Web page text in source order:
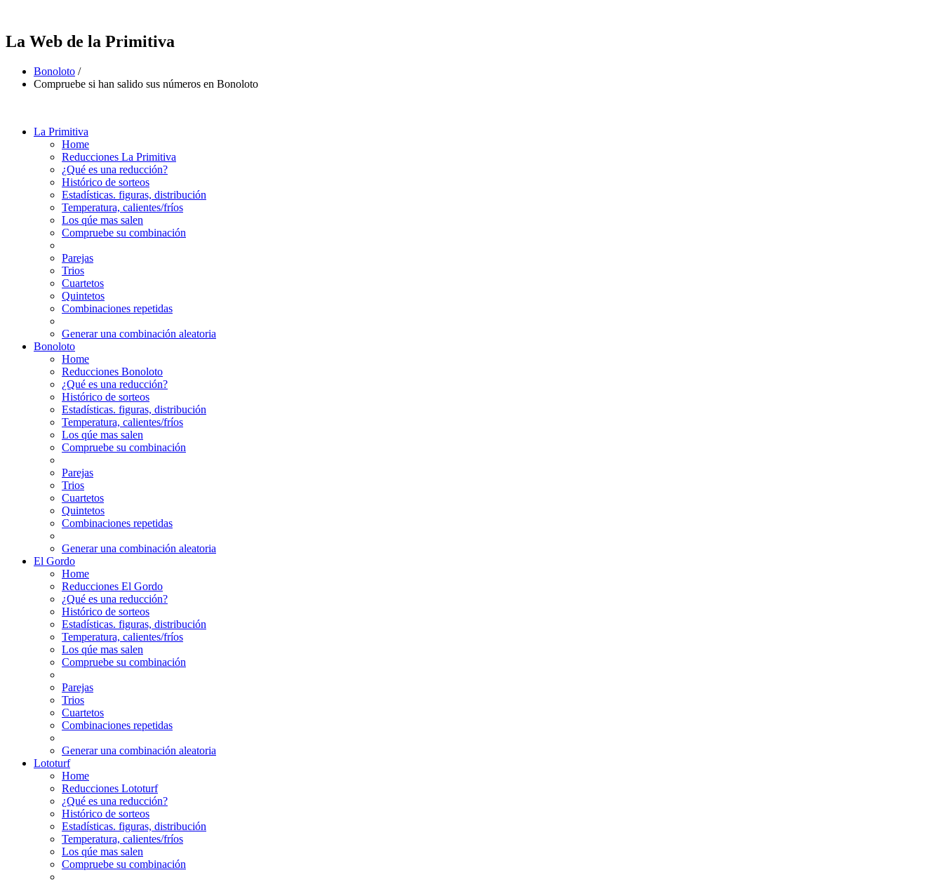
La Web de la Primitiva
Bonoloto /
Compruebe si han salido sus números en Bonoloto
La Primitiva
Home
Reducciones La Primitiva
¿Qué es una reducción?
Histórico de sorteos
Estadísticas. figuras, distribución
Temperatura, calientes/fríos
Los qúe mas salen
Compruebe su combinación
Parejas
Trios
Cuartetos
Quintetos
Combinaciones repetidas
Generar una combinación aleatoria
Bonoloto
Home
Reducciones Bonoloto
¿Qué es una reducción?
Histórico de sorteos
Estadísticas. figuras, distribución
Temperatura, calientes/fríos
Los qúe mas salen
Compruebe su combinación
Parejas
Trios
Cuartetos
Quintetos
Combinaciones repetidas
Generar una combinación aleatoria
El Gordo
Home
Reducciones El Gordo
¿Qué es una reducción?
Histórico de sorteos
Estadísticas. figuras, distribución
Temperatura, calientes/fríos
Los qúe mas salen
Compruebe su combinación
Parejas
Trios
Cuartetos
Combinaciones repetidas
Generar una combinación aleatoria
Lototurf
Home
Reducciones Lototurf
¿Qué es una reducción?
Histórico de sorteos
Estadísticas. figuras, distribución
Temperatura, calientes/fríos
Los qúe mas salen
Compruebe su combinación